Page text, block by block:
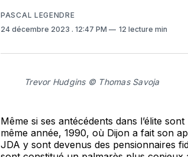
PASCAL LEGENDRE
24 décembre 2023 . 12:47 PM 12 lecture min
Trevor Hudgins © Thomas Savoja
Même si ses antécédents dans l’élite
même année, 1990, où Dijon a fait son
JDA y sont devenus des pensionnaires